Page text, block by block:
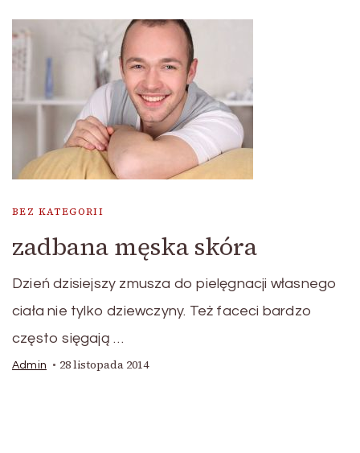
BEZ KATEGORII
zadbana męska skóra
Dzień dzisiejszy zmusza do pielęgnacji własnego
ciała nie tylko dziewczyny. Też faceci bardzo
często sięgają …
Admin 28 listopada 2014